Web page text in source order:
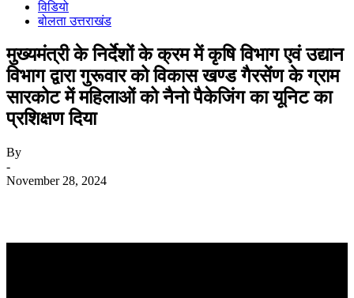
विडियो
बोलता उत्तराखंड
मुख्यमंत्री के निर्देशों के क्रम में कृषि विभाग एवं उद्यान
विभाग द्वारा गुरूवार को विकास खण्ड गैरसेंण के ग्राम
सारकोट में महिलाओं को नैनो पैकेजिंग का यूनिट का
प्रशिक्षण दिया
By
-
November 28, 2024